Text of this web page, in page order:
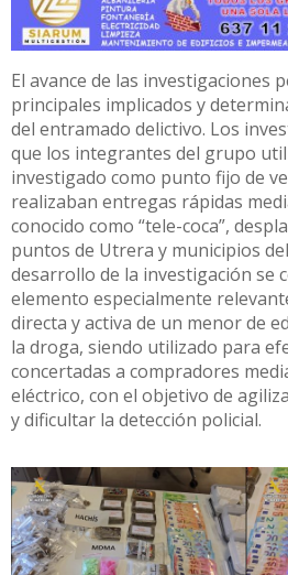
El avance de las investigaciones
principales implicados y
del entramado delictivo. Los
que los integrantes del grupo
investigado como punto fijo de
realizaban entregas rápidas
conocido como “tele-coca”,
puntos de Utrera y municipios
desarrollo de la investigación se
elemento especialmente
directa y activa de un menor de
la droga, siendo utilizado para
concertadas a compradores
eléctrico, con el objetivo de
y dificultar la detección policial.